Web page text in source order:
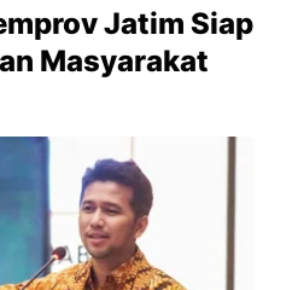
Jatim Siap
Masyarakat